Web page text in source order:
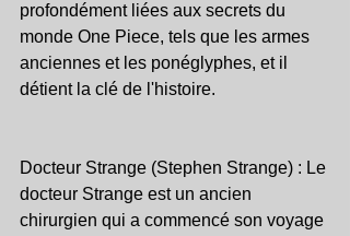
profondément liées aux secrets du
monde One Piece, tels que les armes
anciennes et les ponéglyphes, et il
détient la clé de l'histoire.
Docteur Strange (Stephen Strange) : Le
docteur Strange est un ancien
chirurgien qui a commencé son voyage